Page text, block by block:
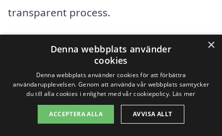
transparent process.
Elbolag översikt
Sök efter en skicklig
byta elleverantör i de
×
Denna webbplats använder
cookies
Denna webbplats använder cookies för att förbättra
användarupplevelsen. Genom att använda vår webbplats samtycker
du till alla cookies i enlighet med vår cookiepolicy. Läs mer
ACCEPTERA ALLA AVVISA ALLT